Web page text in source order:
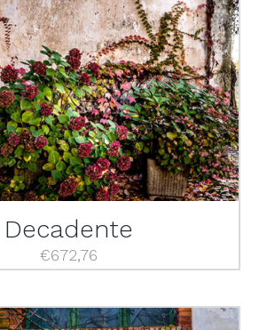
Decadente
€672,76